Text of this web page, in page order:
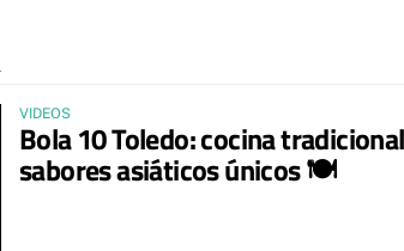
VIDEOS
Bola 10 Toledo: cocina
sabores asiáticos únicos 🍽️